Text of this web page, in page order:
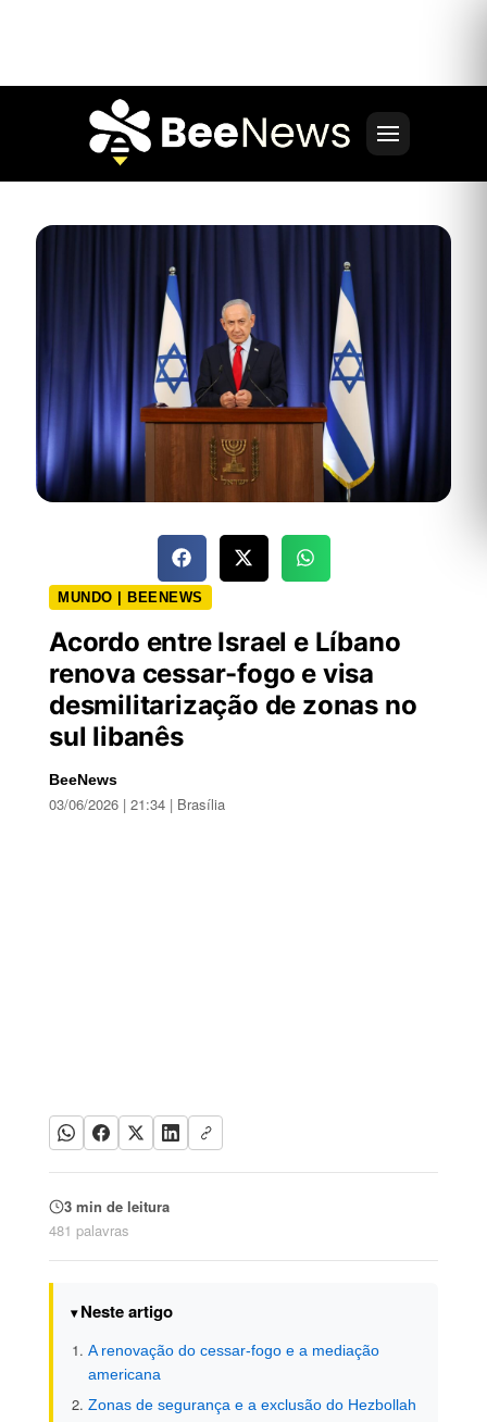
MUNDO | BEENEWS
Acordo entre Israel e Líbano
renova cessar-fogo e visa
desmilitarização de zonas no
sul libanês
BeeNews
03/06/2026 | 21:34 | Brasília
3 min de leitura
481 palavras
Neste artigo
A renovação do cessar-fogo e a mediação
americana
Zonas de segurança e a exclusão do Hezbollah